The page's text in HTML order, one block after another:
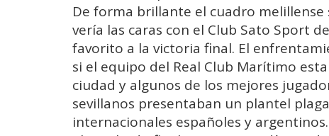
De forma brillante el cuadro melillense
vería las caras con el Club Sato Sport
favorito a la victoria final. El
si el equipo del Real Club Marítimo
ciudad y algunos de los mejores
sevillanos presentaban un plantel
internacionales españoles y argentinos.